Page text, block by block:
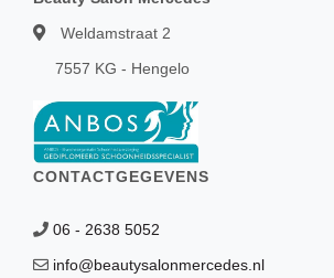
Weldamstraat 2
7557 KG - Hengelo
CONTACTGEGEVENS
06 - 2638 5052
info@beautysalonmercedes.nl